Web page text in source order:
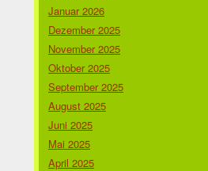
Januar 2026
Dezember 2025
November 2025
Oktober 2025
September 2025
August 2025
Juni 2025
Mai 2025
April 2025